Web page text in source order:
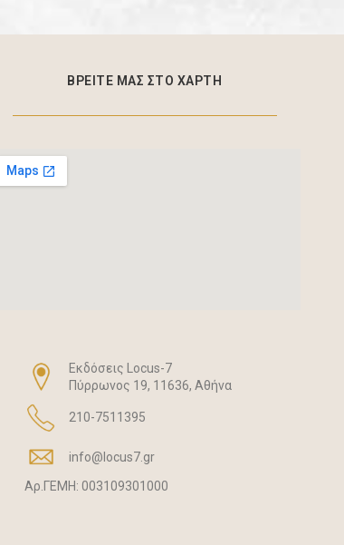
ΒΡΕΙΤΕ ΜΑΣ ΣΤΟ ΧΑΡΤΗ
Eκδόσεις Locus-7
Πύρρωνος 19, 11636, Αθήνα
210-7511395
info@locus7.gr
Αρ.ΓΕΜΗ: 003109301000